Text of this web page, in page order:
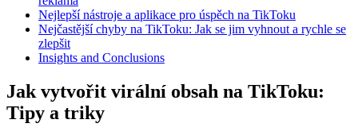
Nejlepší nástroje a aplikace pro úspěch na TikToku
Nejčastější chyby na TikToku: Jak se jim vyhnout a rychle se
zlepšit
Insights and Conclusions
Jak vytvořit virální obsah na TikToku:
Tipy a triky